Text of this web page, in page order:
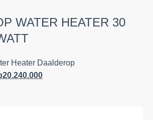
WATER HEATER 30
Heater Daalderop
20.240.000